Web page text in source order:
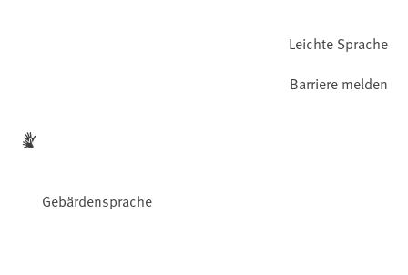
Leichte Sprache
Gebärdensprache
Barriere melden